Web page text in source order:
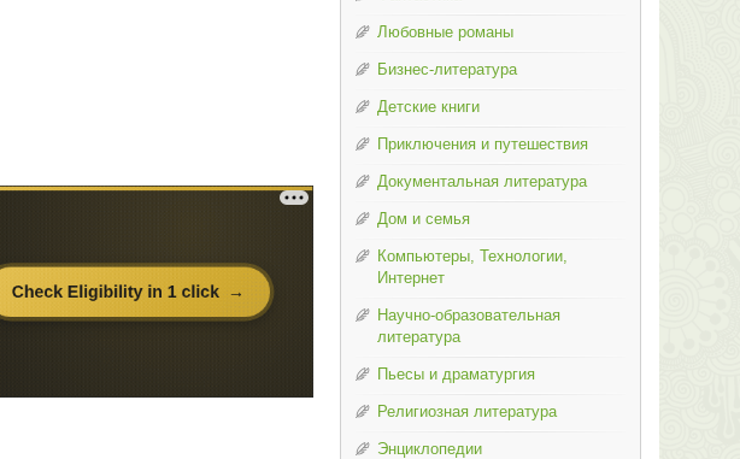
Любовные романы
Бизнес-литература
Детские книги
Приключения и путешествия
Документальная литература
Дом и семья
Компьютеры, Технологии,
Интернет
Научно-образовательная
литература
Пьесы и драматургия
Религиозная литература
Энциклопедии